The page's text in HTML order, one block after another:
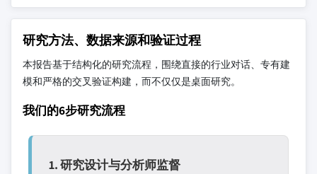
研究方法、数据来源和验证过程
本报告基于结构化的研究流程，围绕直接的行业对话、专有建
模和严格的交叉验证构建，而不仅仅是桌面研究。
我们的6步研究流程
1. 研究设计与分析师监督